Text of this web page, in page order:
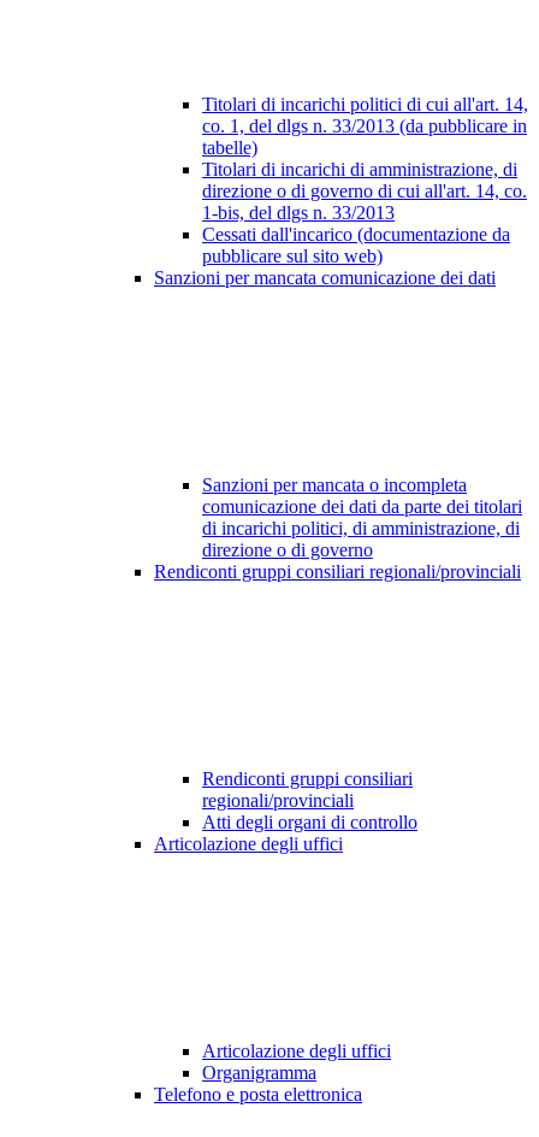
Titolari di incarichi politici di cui all'art. 14,
co. 1, del dlgs n. 33/2013 (da pubblicare in
tabelle)
Titolari di incarichi di amministrazione, di
direzione o di governo di cui all'art. 14, co.
1-bis, del dlgs n. 33/2013
Cessati dall'incarico (documentazione da
pubblicare sul sito web)
Sanzioni per mancata comunicazione dei dati
Sanzioni per mancata o incompleta
comunicazione dei dati da parte dei titolari
di incarichi politici, di amministrazione, di
direzione o di governo
Rendiconti gruppi consiliari regionali/provinciali
Rendiconti gruppi consiliari
regionali/provinciali
Atti degli organi di controllo
Articolazione degli uffici
Articolazione degli uffici
Organigramma
Telefono e posta elettronica